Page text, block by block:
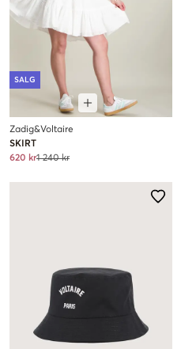
SALG
Zadig&Voltaire
SKIRT
620 kr1 240 kr